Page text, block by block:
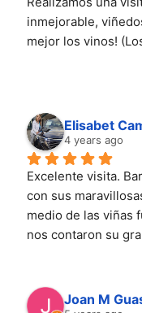
inmejorable,
mejor los vinos!
Elisabet
4 years ago
Excelente visita.
con sus
medio de las viñas
nos contaron su
recomendamos
Joan M